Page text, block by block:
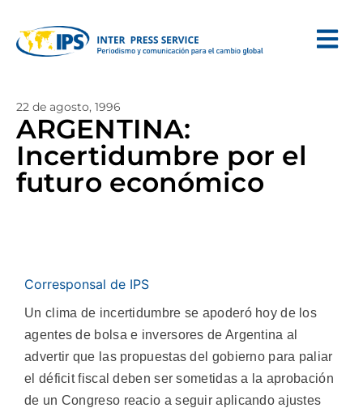
22 de agosto, 1996
ARGENTINA:
Incertidumbre por el
futuro económico
Corresponsal de IPS
Un clima de incertidumbre se apoderó hoy de los
agentes de bolsa e inversores de Argentina al
advertir que las propuestas del gobierno para paliar
el déficit fiscal deben ser sometidas a la aprobación
de un Congreso reacio a seguir aplicando ajustes